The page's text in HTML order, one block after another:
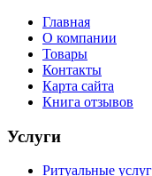
Главная
О компании
Товары
Контакты
Карта сайта
Книга отзывов
Услуги
Ритуальные